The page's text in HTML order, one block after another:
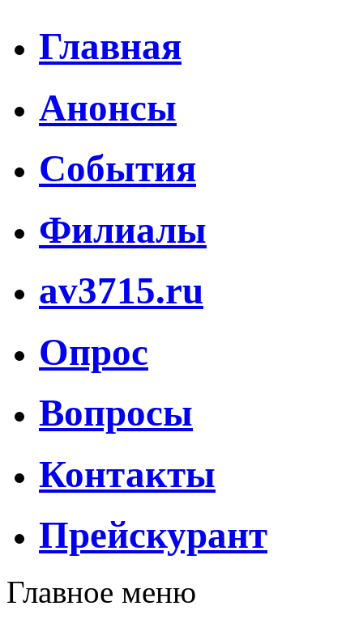
Главная
Анонсы
События
Филиалы
av3715.ru
Опрос
Вопросы
Контакты
Прейскурант
Главное меню